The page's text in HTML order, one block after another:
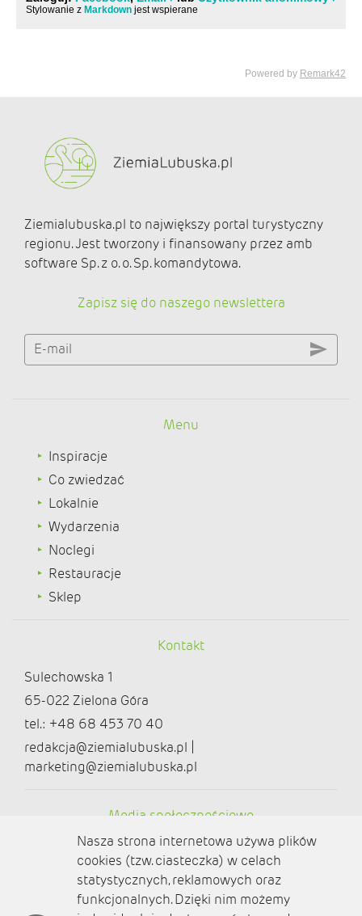
Ziemialubuska.pl to największy portal turystyczny
regionu. Jest tworzony i finansowany przez amb
software Sp. z o. o. Sp. komandytowa.
Zapisz się do naszego newslettera
E-mail
Menu
Inspiracje
Co zwiedzać
Lokalnie
Wydarzenia
Noclegi
Restauracje
Sklep
Kontakt
Sulechowska 1
65-022 Zielona Góra
tel.: +48 68 453 70 40
redakcja@ziemialubuska.pl |
marketing@ziemialubuska.pl
Media społecznościowe
Nasza strona internetowa używa plików
cookies (tzw. ciasteczka) w celach
statystycznych, reklamowych oraz
funkcjonalnych. Dzięki nim możemy